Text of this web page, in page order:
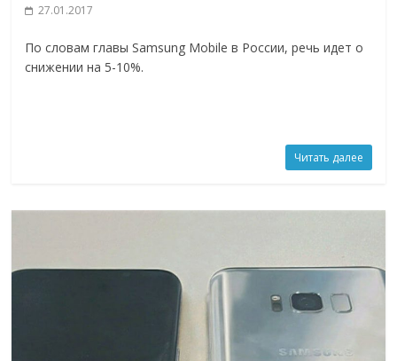
27.01.2017
По словам главы Samsung Mobile в России, речь идет о
снижении на 5-10%.
Читать далее